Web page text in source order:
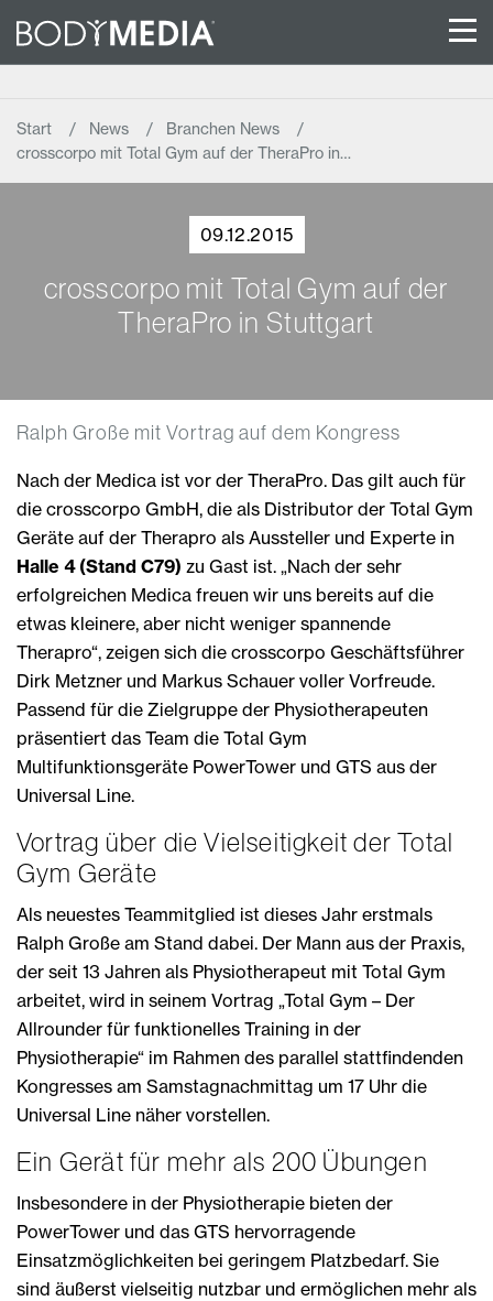
Start News
Branchen News
crosscorpo mit Total Gym auf der TheraPro in…
09.12.2015
crosscorpo mit Total Gym auf der
TheraPro in Stuttgart
Ralph Große mit Vortrag auf dem Kongress
Nach der Medica ist vor der TheraPro. Das gilt auch für
die crosscorpo GmbH, die als Distributor der Total Gym
Geräte auf der Therapro als Aussteller und Experte in
Halle 4 (Stand C79) zu Gast ist. „Nach der sehr
erfolgreichen Medica freuen wir uns bereits auf die
etwas kleinere, aber nicht weniger spannende
Therapro“, zeigen sich die crosscorpo Geschäftsführer
Dirk Metzner und Markus Schauer voller Vorfreude.
Passend für die Zielgruppe der Physiotherapeuten
präsentiert das Team die Total Gym
Multifunktionsgeräte PowerTower und GTS aus der
Universal Line.
Vortrag über die Vielseitigkeit der Total
Gym Geräte
Als neuestes Teammitglied ist dieses Jahr erstmals
Ralph Große am Stand dabei. Der Mann aus der Praxis,
der seit 13 Jahren als Physiotherapeut mit Total Gym
arbeitet, wird in seinem Vortrag „Total Gym – Der
Allrounder für funktionelles Training in der
Physiotherapie“ im Rahmen des parallel stattfindenden
Kongresses am Samstagnachmittag um 17 Uhr die
Universal Line näher vorstellen.
Ein Gerät für mehr als 200 Übungen
Insbesondere in der Physiotherapie bieten der
PowerTower und das GTS hervorragende
Einsatzmöglichkeiten bei geringem Platzbedarf. Sie
sind äußerst vielseitig nutzbar und ermöglichen mehr als